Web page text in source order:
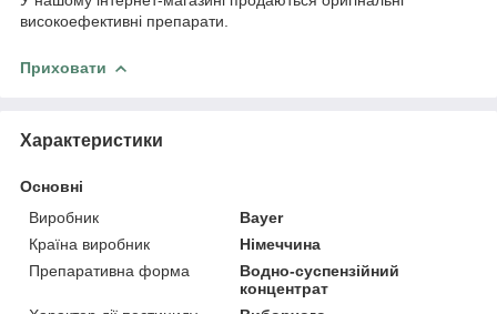
високоефективні препарати.
Приховати
Характеристики
Основні
Виробник
Bayer
Країна виробник
Німеччина
Препаративна форма
Водно-суспензійний
концентрат